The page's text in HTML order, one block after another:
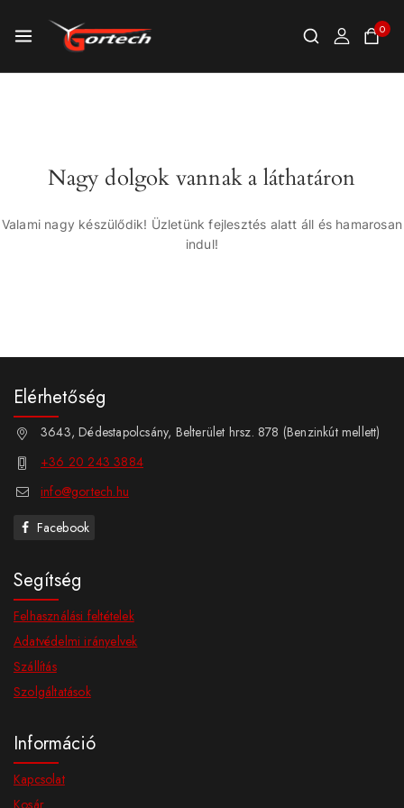
0
Nagy dolgok vannak a láthatáron
Valami nagy készülődik! Üzletünk fejlesztés alatt áll és hamarosan
indul!
Elérhetőség
3643, Dédestapolcsány, Belterület hrsz. 878 (Benzinkút mellett)
+36 20 243 3884
info@gortech.hu
Facebook
Segítség
Felhasználási feltételek
Adatvédelmi irányelvek
Szállítás
Szolgáltatások
Információ
Kapcsolat